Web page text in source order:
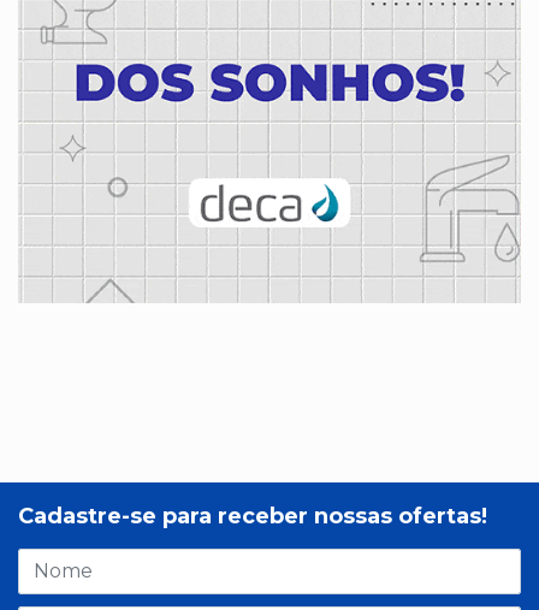
Cadastre-se para receber nossas ofertas!